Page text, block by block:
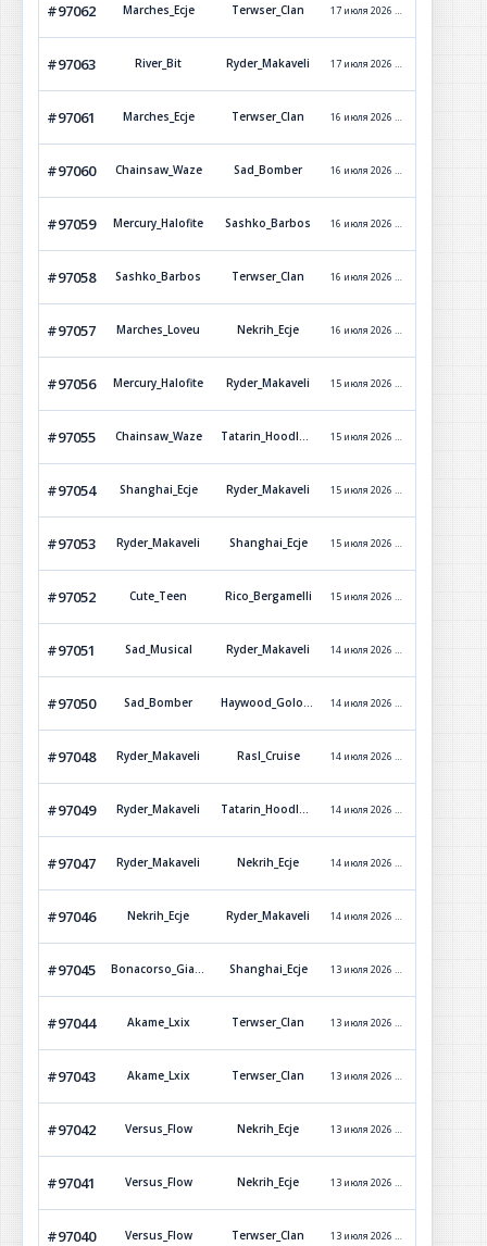
#97062 Marches_Ecje Terwser_Clan 17 июля 2026 г. 6:43
#97063 River_Bit Ryder_Makaveli 17 июля 2026 г. 2:22
#97061 Marches_Ecje Terwser_Clan 16 июля 2026 г. 19:16
#97060 Chainsaw_Waze Sad_Bomber 16 июля 2026 г. 11:47
#97059 Mercury_Halofite Sashko_Barbos 16 июля 2026 г. 11:45
#97058 Sashko_Barbos Terwser_Clan 16 июля 2026 г. 11:03
#97057 Marches_Loveu Nekrih_Ecje 16 июля 2026 г. 8:23
#97056 Mercury_Halofite Ryder_Makaveli 15 июля 2026 г. 21:17
#97055 Chainsaw_Waze Tatarin_Hoodlum 15 июля 2026 г. 21:05
#97054 Shanghai_Ecje Ryder_Makaveli 15 июля 2026 г. 2:37
#97053 Ryder_Makaveli Shanghai_Ecje 15 июля 2026 г. 2:14
#97052 Cute_Teen Rico_Bergamelli 15 июля 2026 г. 0:32
#97051 Sad_Musical Ryder_Makaveli 14 июля 2026 г. 23:37
#97050 Sad_Bomber Haywood_Golovorez 14 июля 2026 г. 23:04
#97048 Ryder_Makaveli Rasl_Cruise 14 июля 2026 г. 21:11
#97049 Ryder_Makaveli Tatarin_Hoodlum 14 июля 2026 г. 21:08
#97047 Ryder_Makaveli Nekrih_Ecje 14 июля 2026 г. 20:42
#97046 Nekrih_Ecje Ryder_Makaveli 14 июля 2026 г. 20:02
#97045 Bonacorso_Giarattino Shanghai_Ecje 13 июля 2026 г. 17:48
#97044 Akame_Lxix Terwser_Clan 13 июля 2026 г. 17:30
#97043 Akame_Lxix Terwser_Clan 13 июля 2026 г. 16:39
#97042 Versus_Flow Nekrih_Ecje 13 июля 2026 г. 15:51
#97041 Versus_Flow Nekrih_Ecje 13 июля 2026 г. 15:44
#97040 Versus_Flow Terwser_Clan 13 июля 2026 г. 13:35